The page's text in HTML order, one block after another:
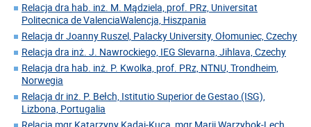
Relacja dra hab. inż. M. Mądziela, prof. PRz, Universitat
Politecnica de ValenciaWalencja, Hiszpania
Relacja dr Joanny Ruszel, Palacky University, Ołomuniec, Czechy
Relacja dra inż. J. Nawrockiego, IEG Slevarna, Jihlava, Czechy
Relacja dra hab. inż. P. Kwolka, prof. PRz, NTNU, Trondheim,
Norwegia
Relacja dr inż. P. Bełch, Istitutio Superior de Gestao (ISG),
Lizbona, Portugalia